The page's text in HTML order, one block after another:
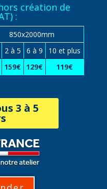
création de
:
850x2000mm
2 à 5 6 à 9
10 et plus
159€ 129€ 119€
3 à 5